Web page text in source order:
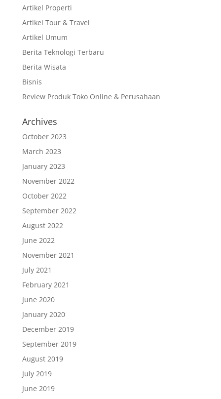
Artikel Properti
Artikel Tour & Travel
Artikel Umum
Berita Teknologi Terbaru
Berita Wisata
Bisnis
Review Produk Toko Online & Perusahaan
Archives
October 2023
March 2023
January 2023
November 2022
October 2022
September 2022
August 2022
June 2022
November 2021
July 2021
February 2021
June 2020
January 2020
December 2019
September 2019
August 2019
July 2019
June 2019